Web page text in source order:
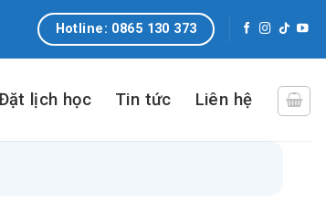
Hotline: 0865 130 373
lịch học Tin tức Liên hệ